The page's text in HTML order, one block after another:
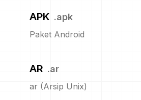
APK .apk
Paket Android
AR .ar
ar (Arsip Unix)